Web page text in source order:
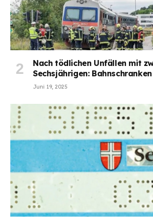
Nach tödlichen Unfällen mit
Sechsjährigen:
Juni 19, 2025